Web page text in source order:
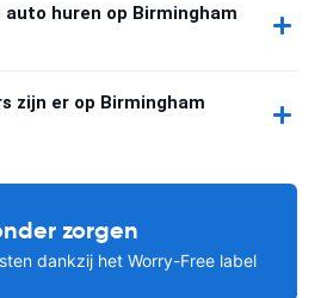
huren op Birmingham
zijn er op Birmingham
zorgen
dankzij het Worry-Free label